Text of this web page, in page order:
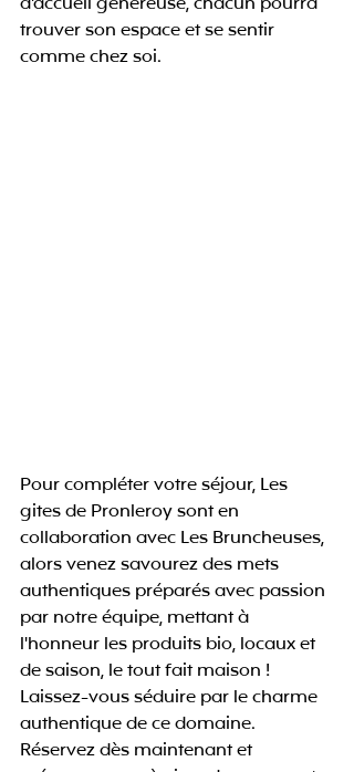
trouver son espace et se sentir
comme chez soi.
Pour compléter votre séjour, Les
gites de Pronleroy sont en
collaboration avec Les Bruncheuses,
alors venez savourez des mets
authentiques préparés avec passion
par notre équipe, mettant à
l'honneur les produits bio, locaux et
de saison, le tout fait maison !
Laissez-vous séduire par le charme
authentique de ce domaine.
Réservez dès maintenant et